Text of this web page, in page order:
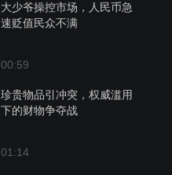
大少爷操控市场，人民币急
速贬值民众不满
00:59
珍贵物品引冲突，权威滥用
下的财物争夺战
01:14